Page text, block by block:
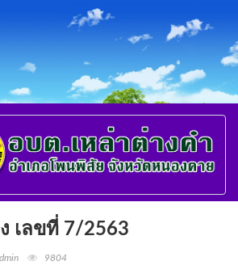
เลขที่ 7/2563
9804